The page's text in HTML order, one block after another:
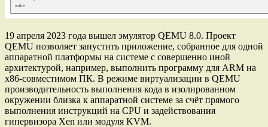
19 апреля 2023 года вышел эмулятор QEMU 8.0. Проект
QEMU позволяет запустить приложение, собранное для одной
аппаратной платформы на системе с совершенно иной
архитектурой, например, выполнить программу для ARM на
x86-совместимом ПК. В режиме виртуализации в QEMU
производительность выполнения кода в изолированном
окружении близка к аппаратной системе за счёт прямого
выполнения инструкций на CPU и задействования
гипервизора Xen или модуля KVM.